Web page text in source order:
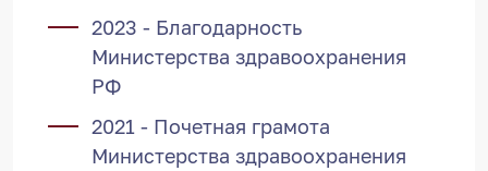
2023 - Благодарность
Министерства здравоохранения
РФ
2021 - Почетная грамота
Министерства здравоохранения